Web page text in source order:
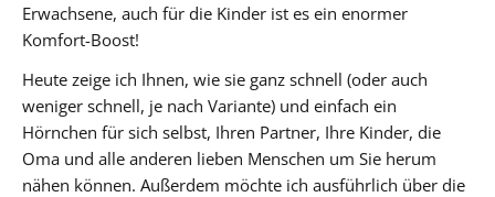
Erwachsene, auch für die Kinder ist es ein enormer
Komfort-Boost!
Heute zeige ich Ihnen, wie sie ganz schnell (oder auch
weniger schnell, je nach Variante) und einfach ein
Hörnchen für sich selbst, Ihren Partner, Ihre Kinder, die
Oma und alle anderen lieben Menschen um Sie herum
nähen können. Außerdem möchte ich ausführlich über die